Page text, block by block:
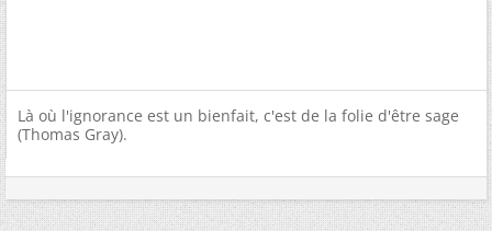
Là où l'ignorance est un bienfait, c'est de la folie d'être sage
(Thomas Gray).